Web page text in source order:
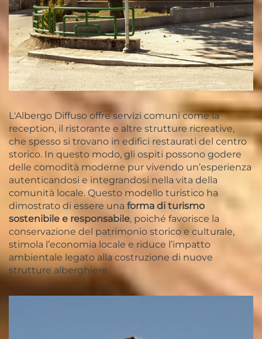
L'Albergo Diffuso offre servizi comuni come la
reception, il ristorante e altre strutture ricreative,
che spesso si trovano in edifici restaurati del centro
storico. In questo modo, gli ospiti possono godere
delle comodità moderne pur vivendo un’esperienza
autenticandosi e integrandosi nella vita della
comunità locale. Questo modello turistico ha
dimostrato di essere una forma di turismo
sostenibile e responsabile, poiché favorisce la
conservazione del patrimonio storico e culturale,
stimola l’economia locale e riduce l’impatto
ambientale legato alla costruzione di nuove
strutture alberghiere.